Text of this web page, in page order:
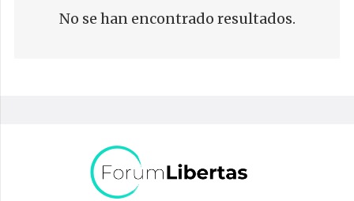
No se han encontrado resultados.